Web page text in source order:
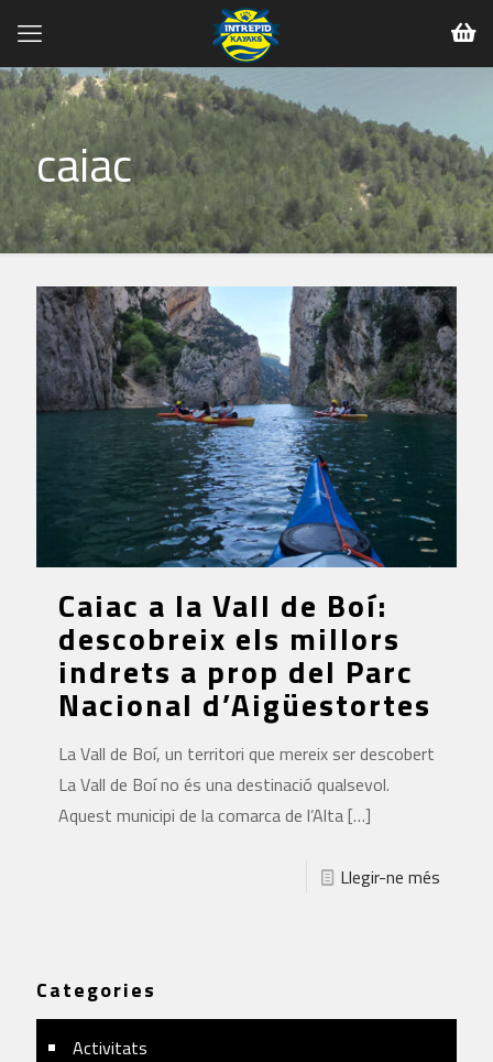
caiac
Caiac a la Vall de Boí:
descobreix els millors
indrets a prop del Parc
Nacional d’Aigüestortes
La Vall de Boí, un territori que mereix ser descobert
La Vall de Boí no és una destinació qualsevol.
Aquest municipi de la comarca de l’Alta[…]
Llegir-ne més
Categories
Activitats